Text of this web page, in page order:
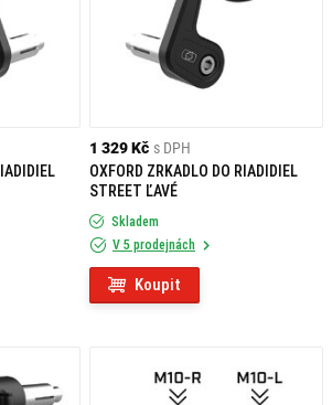
1 329 Kč s DPH
OXFORD ZRKADLO DO RIADIDIEL
STREET ĽAVÉ
Skladem
V 5 prodejnách
Koupit